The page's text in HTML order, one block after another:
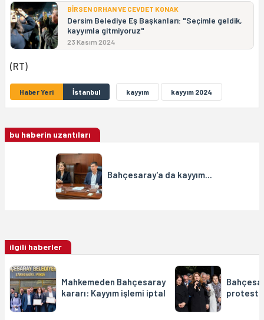
BİRSEN ORHAN VE CEVDET KONAK
Dersim Belediye Eş Başkanları: "Seçimle geldik,
kayyımla gitmiyoruz"
23 Kasım 2024
(RT)
Haber Yeri İstanbul kayyım kayyım 2024
bu haberin uzantıları
Bahçesaray'a da kayyım...
ilgili haberler
Mahkemeden Bahçesaray
kararı: Kayyım işlemi iptal